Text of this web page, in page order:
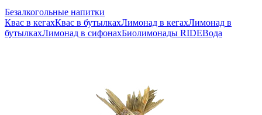
Безалкогольные напитки
Квас в кегахКвас в бутылкахЛимонад в кегахЛимонад в
бутылкахЛимонад в сифонахБиолимонады RIDEВода